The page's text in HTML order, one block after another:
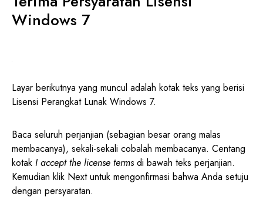
Windows 7
Layar berikutnya yang muncul adalah kotak teks yang berisi
Lisensi Perangkat Lunak Windows 7.
Baca seluruh perjanjian (sebagian besar orang malas
membacanya), sekali-sekali cobalah membacanya. Centang
kotak I accept the license termsdi bawah teks perjanjian.
Kemudian klik Next untuk mengonfirmasi bahwa Anda setuju
dengan persyaratan.